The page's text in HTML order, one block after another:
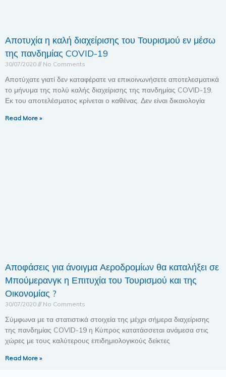
Αποτυχία η καλή διαχείρισης του Τουρισμού εν μέσω
της πανδημίας COVID-19
30/07/2020 No Comments
Αποτύχατε γιατί δεν καταφέρατε να επικοινωνήσετε αποτελεσματικά
το μήνυμα της πολύ καλής διαχείρισης της πανδημίας COVID-19.
Εκ του αποτελέσματος κρίνεται ο καθένας. Δεν είναι δικαιολογία
Read More »
Αποφάσεις για άνοιγμα Αεροδρομίων θα καταλήξει σε
Μπούμερανγκ η Επιτυχία του Τουρισμού και της
Οικονομίας ?
30/07/2020 No Comments
Σύμφωνα με τα στατιστικά στοιχεία της μέχρι σήμερα διαχείρισης
της πανδημίας COVID-19 η Κύπρος κατατάσσεται ανάμεσα στις
χώρες με τους καλύτερους επιδημιολογικούς δείκτες
Read More »